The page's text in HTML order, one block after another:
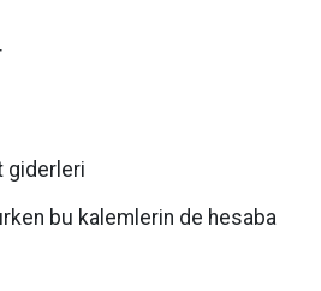
giderleri
bu kalemlerin de hesaba